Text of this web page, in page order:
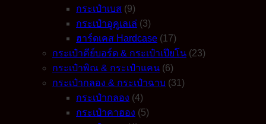
กระเป๋าเบส (9)
กระเป๋าอูคูเลเล่ (3)
ฮาร์ดเคส Hardcase (17)
กระเป๋าคีย์บอร์ด & กระเป๋าเปียโน (23)
กระเป๋าพิณ & กระเป๋าแคน (6)
กระเป๋ากลอง & กระเป๋าฉาบ (31)
กระเป๋ากลอง (4)
กระเป๋าคาฮอง (5)